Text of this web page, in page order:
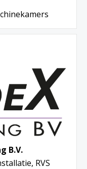
B.V.
RVS